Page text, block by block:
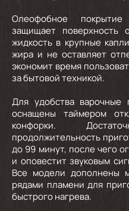
Олеофобное
защищает поверхность
жидкость в крупные
жира и не оставляет
экономит время
за бытовой техникой.
Для удобства
оснащены таймером
конфорки.
продолжительность
до 99 минут, после чего
и оповестит звуковым
Все модели дополнены
рядами пламени для
быстрого нагрева.